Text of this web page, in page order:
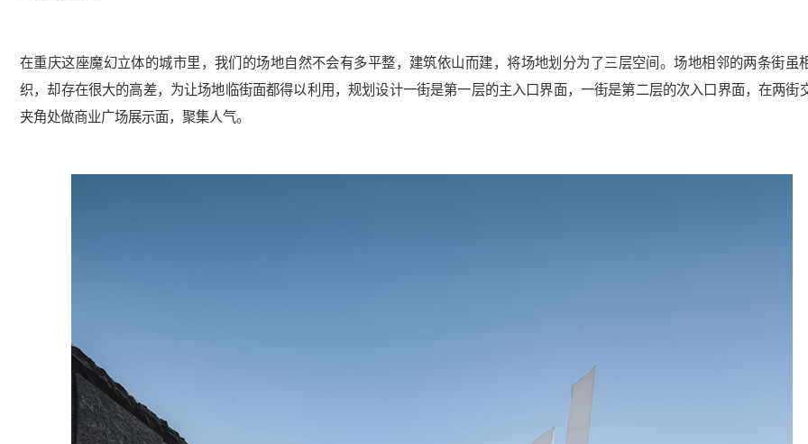
在重庆这座魔幻立体的城市里，我们的场地自然不会有多平整，建筑依山而建，将场地划分为了三层空间。场地相邻的两条街虽
织，却存在很大的高差，为让场地临街面都得以利用，规划设计一街是第一层的主入口界面，一街是第二层的次入口界面，在两街
夹角处做商业广场展示面，聚集人气。